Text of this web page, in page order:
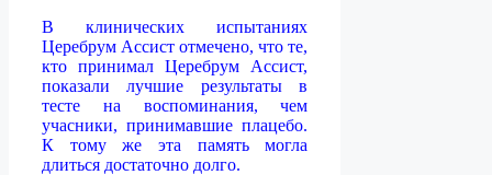
В клинических испытаниях
Церебрум Ассист отмечено, что те,
кто принимал Церебрум Ассист,
показали лучшие результаты в
тесте на воспоминания, чем
учасники, принимавшие плацебо.
К тому же эта память могла
длиться достаточно долго.